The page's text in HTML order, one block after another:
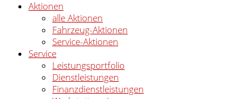
Aktionen
alle Aktionen
Fahrzeug-Aktionen
Service-Aktionen
Service
Leistungsportfolio
Dienstleistungen
Finanzdienstleistungen